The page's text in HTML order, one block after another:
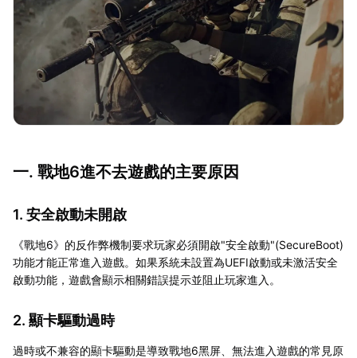
一. 戰地6進不去遊戲的主要原因
1. 安全啟動未開啟
《戰地6》的反作弊機制要求玩家必須開啟"安全啟動"(SecureBoot)
功能才能正常進入遊戲。如果系統未設置為UEFI啟動或未激活安全
啟動功能，遊戲會顯示相關錯誤提示並阻止玩家進入。
2. 顯卡驅動過時
過時或不兼容的顯卡驅動是導致戰地6黑屏、無法進入遊戲的常見原